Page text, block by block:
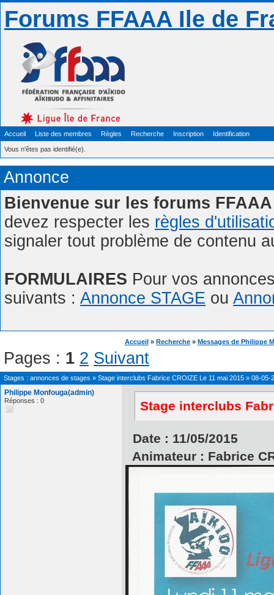
Forums FFAAA Ile de
Accueil Liste des membres Règles Recherche Inscription Identification
Vous n'êtes pas identifié(e).
Annonce
Bienvenue sur les forums FFAAA
devez respecter les règles
signaler tout problème de contenu
FORMULAIRES Pour vos
suivants : Annonce STAGE ou
Accueil » Recherche » Messages de Philippe
Pages : 1 2 Suivant
Stages : annonces de stages » Stage interclubs Fabrice CROIZE Le 11 mai 2015 » 08-05-
Philippe Monfouga(admin)
Réponses : 0 Stage interclubs
Date : 11/05/2015
Animateur : Fabrice